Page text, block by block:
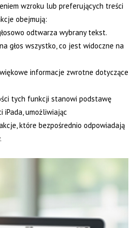
wzroku lub preferujących treści
obejmują:
odtwarza wybrany tekst.
głos wszystko, co jest widoczne na
informacje zwrotne dotyczące
tych funkcji stanowi podstawę
iPada, umożliwiając
które bezpośrednio odpowiadają